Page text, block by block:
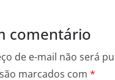
comentário
de e-mail não será
marcados com *